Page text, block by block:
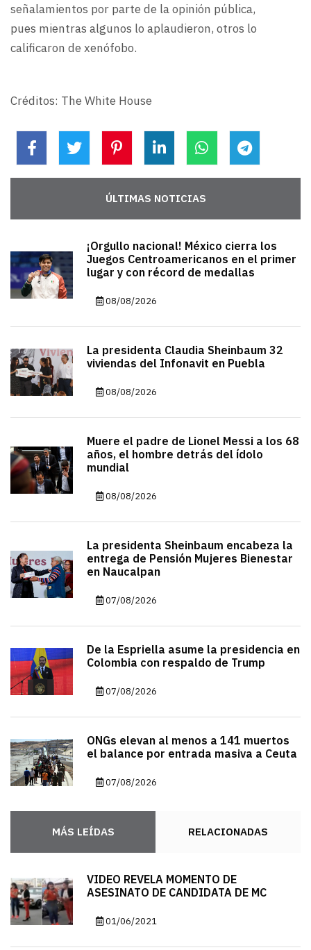
señalamientos por parte de la opinión pública,
pues mientras algunos lo aplaudieron, otros lo
calificaron de xenófobo.
Créditos: The White House
ÚLTIMAS NOTICIAS
¡Orgullo nacional! México cierra los
Juegos Centroamericanos en el primer
lugar y con récord de medallas
08/08/2026
La presidenta Claudia Sheinbaum 32
viviendas del Infonavit en Puebla
08/08/2026
Muere el padre de Lionel Messi a los 68
años, el hombre detrás del ídolo
mundial
08/08/2026
La presidenta Sheinbaum encabeza la
entrega de Pensión Mujeres Bienestar
en Naucalpan
07/08/2026
De la Espriella asume la presidencia en
Colombia con respaldo de Trump
07/08/2026
ONGs elevan al menos a 141 muertos
el balance por entrada masiva a Ceuta
07/08/2026
MÁS LEÍDAS RELACIONADAS
VIDEO REVELA MOMENTO DE
ASESINATO DE CANDIDATA DE MC
01/06/2021